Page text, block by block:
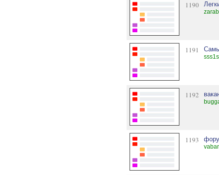
1190
1191
1192
1193